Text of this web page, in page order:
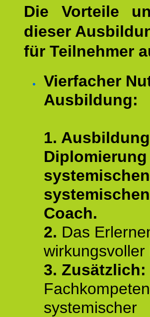
Die Vorteile
dieser
für Teilnehmer
Vierfacher
Ausbildung:
1.
Coach.
2. Das
3. Zusätzlich:
systemischer